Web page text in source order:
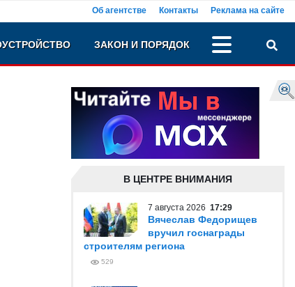
Об агентстве Контакты Реклама на сайте
ЗАКОН И ПОРЯДОК
В ЦЕНТРЕ ВНИМАНИЯ
7 августа 2026 17:29
Вячеслав Федорищев
вручил госнаграды
строителям региона
529